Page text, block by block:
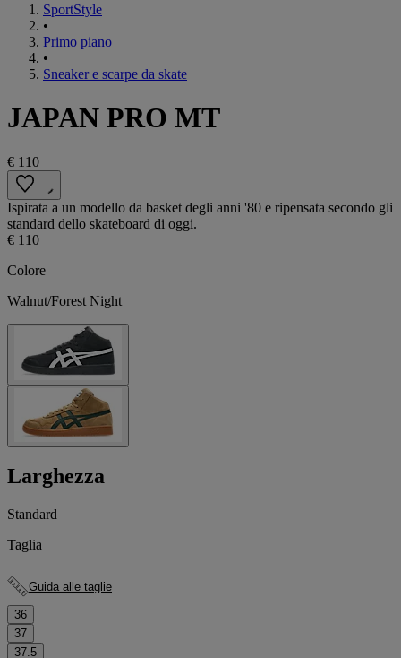
SportStyle
•
Primo piano
•
Sneaker e scarpe da skate
JAPAN PRO MT
€ 110
Ispirata a un modello da basket degli anni '80 e ripensata secondo gli
standard dello skateboard di oggi.
€ 110
Colore
Walnut/Forest Night
Larghezza
Standard
Taglia
Guida alle taglie
36
37
37.5